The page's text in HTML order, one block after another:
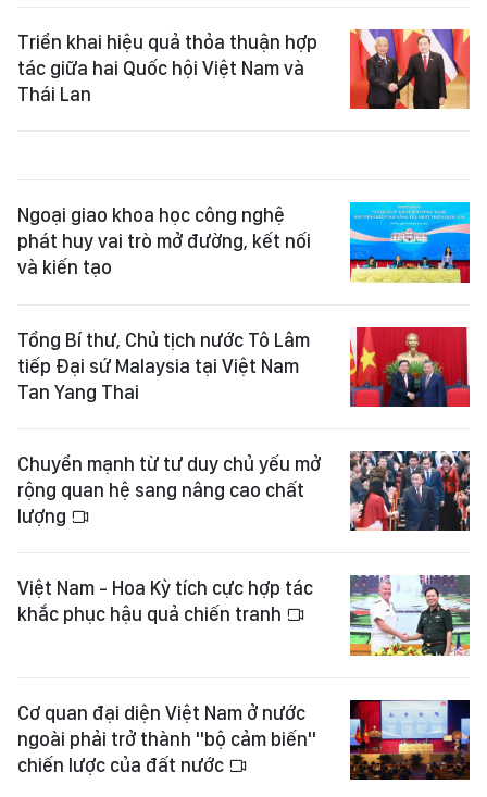
Triển khai hiệu quả thỏa thuận hợp
tác giữa hai Quốc hội Việt Nam và
Thái Lan
Ngoại giao khoa học công nghệ
phát huy vai trò mở đường, kết nối
và kiến tạo
Tổng Bí thư, Chủ tịch nước Tô Lâm
tiếp Đại sứ Malaysia tại Việt Nam
Tan Yang Thai
Chuyển mạnh từ tư duy chủ yếu mở
rộng quan hệ sang nâng cao chất
lượng
Việt Nam - Hoa Kỳ tích cực hợp tác
khắc phục hậu quả chiến tranh
Cơ quan đại diện Việt Nam ở nước
ngoài phải trở thành "bộ cảm biến"
chiến lược của đất nước